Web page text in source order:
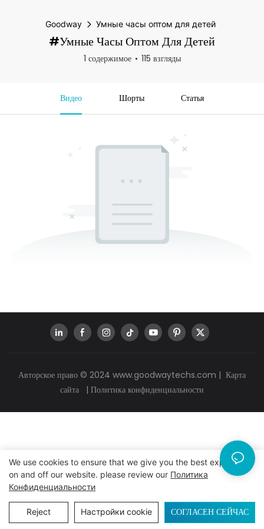
Goodway Умные часы оптом для детей
#Умные Часы Оптом Для Детей
1 содержимое 115 взгляды
Видео Шорты Статья
Авторское право © 2024 www.goodwaytechs.com | Карта
сайта
| Политика конфиденциальности
We use cookies to ensure that we give you the best experience
on and off our website. please review our Политика
Конфиденциальности
Reject Настройки cookie СОГЛАСЕН СЕЙЧАС